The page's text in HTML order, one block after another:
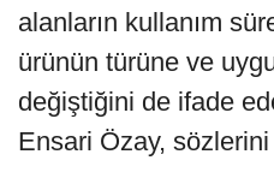
alanların kullanım
ürünün türüne ve
değiştiğini de ifade
Ensari Özay,